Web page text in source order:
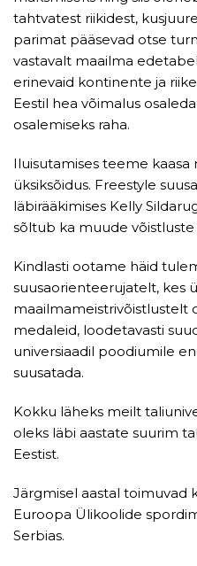
tahtvatest riikidest,
parimat pääsevad otse
vastavalt maailma
erinevaid kontinente ja
Eestil hea võimalus
osalemiseks raha.
Iluisutamises teeme kaasa
üksiksõidus. Freestyle
läbirääkimises Kelly
sõltub ka muude võistluste
Kindlasti ootame häid
suusaorienteerujatelt, kes
maailmameistrivõistlustelt
medaleid, loodetavasti
universiaadil poodiumile
suusatada.
Kokku läheks meilt
oleks läbi aastate suurim
Eestist.
Järgmisel aastal toimuvad
Euroopa Ülikoolide
Serbias.